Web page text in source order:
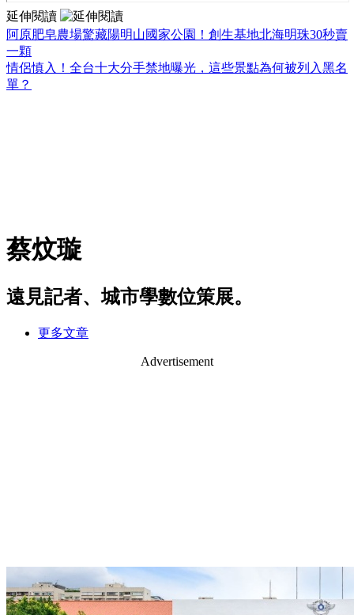
延伸閱讀
阿原肥皂農場驚藏陽明山國家公園！創生基地北海明珠30秒賣
一顆
情侶慎入！全台十大分手禁地曝光，這些景點為何被列入黑名
單？
蔡炆璇
遠見記者、城市學數位策展。
更多文章
Advertisement